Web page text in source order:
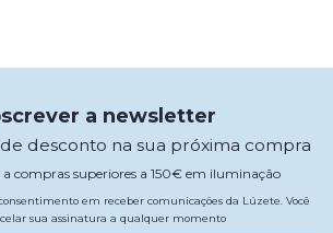
a newsletter
de desconto na sua próxima compra
a compras superiores a 150€ em iluminação
em receber comunicações da Lúzete. Você
sua assinatura a qualquer momento